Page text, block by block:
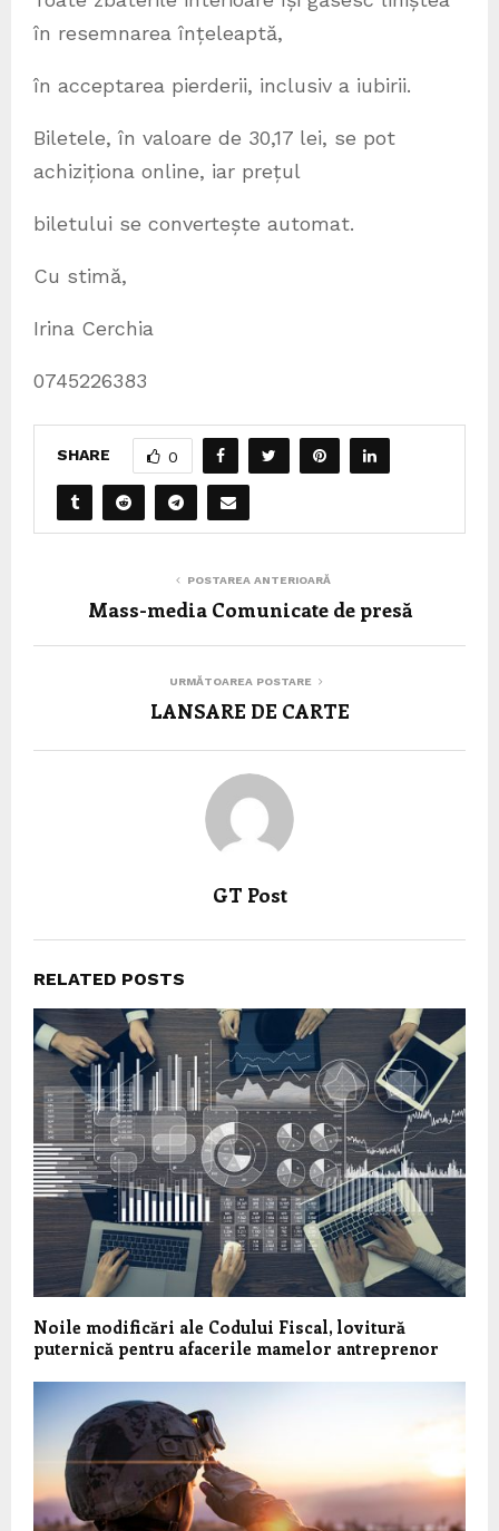
în resemnarea înțeleaptă,
în acceptarea pierderii, inclusiv a iubirii.
Biletele, în valoare de 30,17 lei, se pot
achiziționa online, iar prețul
biletului se convertește automat.
Cu stimă,
Irina Cerchia
0745226383
SHARE 0
POSTAREA ANTERIOARĂ
Mass-media Comunicate de presă
URMĂTOAREA POSTARE
LANSARE DE CARTE
GT Post
RELATED POSTS
Noile modificări ale Codului Fiscal, lovitură
puternică pentru afacerile mamelor antreprenor